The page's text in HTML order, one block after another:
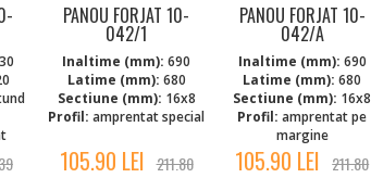
PANOU FORJAT 10-
042/1
Inaltime (mm): 690
Latime (mm): 680
Sectiune (mm): 16x8
Profil: amprentat special
105.90 LEI 211.80
PANOU FORJAT 10-
042/A
Inaltime (mm): 690
Latime (mm): 680
Sectiune (mm): 16x8
Profil: amprentat pe
margine
105.90 LEI 211.80